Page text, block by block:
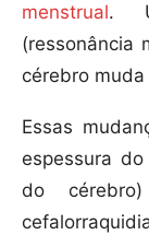
menstrual.
(ressonância
cérebro
Essas
espessura
do